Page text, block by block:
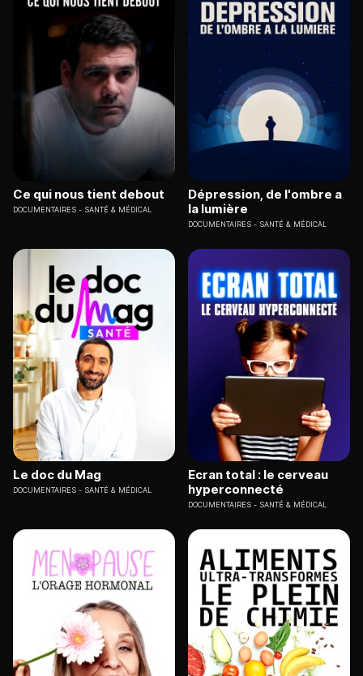
Ce qui nous tient debout
DOCUMENTAIRES SANTÉ & MÉDICAL
Dépression, de l'ombre a
la lumière
DOCUMENTAIRES SANTÉ & MÉDICAL
Le doc du Mag
DOCUMENTAIRES SANTÉ & MÉDICAL
Ecran total : le cerveau
hyperconnecté
DOCUMENTAIRES SANTÉ & MÉDICAL